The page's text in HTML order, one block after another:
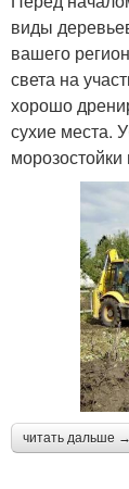
виды
вашего
света на
хорошо
сухие места.
читать дальше →